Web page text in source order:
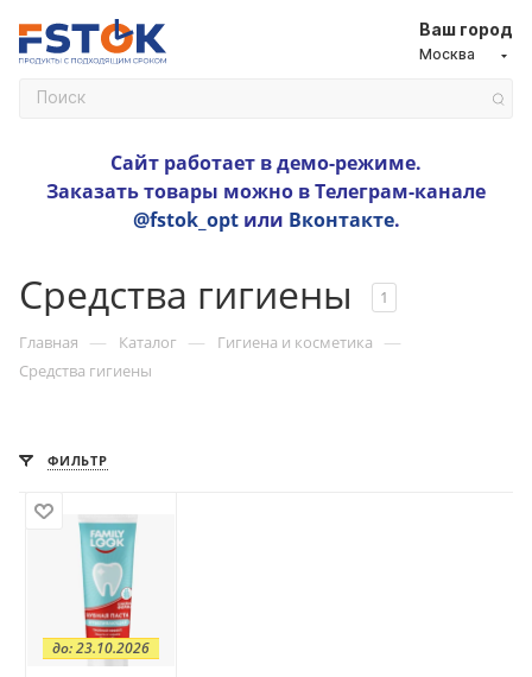
Ваш город
Москва
Сайт работает в демо-режиме.
Заказать товары можно в Телеграм-канале
@fstok_optили Вконтакте.
Средства гигиены 1
Главная — Каталог — Гигиена и косметика —
Средства гигиены
ФИЛЬТР
до: 23.10.2026